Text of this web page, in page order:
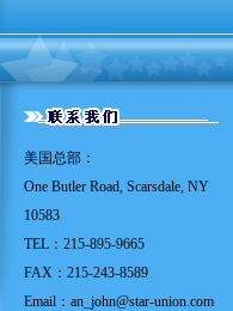
美国总部：
One Butler Road, Scarsdale, NY
10583
TEL：215-895-9665
FAX：215-243-8589
Email： an_john@star-union.com